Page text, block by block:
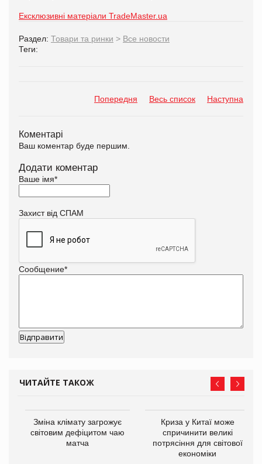
Ексклюзивні матеріали TradeMaster.ua
Раздел: Товари та ринки > Все новости
Теги:
Попередня Весь список Наступна
Коментарі
Ваш коментар буде першим.
Додати коментар
Ваше імя*
Захист від СПАМ
Сообщение*
ЧИТАЙТЕ ТАКОЖ
Зміна клімату загрожує
світовим дефіцитом чаю
матча
Криза у Китаї може
спричинити великі
потрясіння для світової
економіки